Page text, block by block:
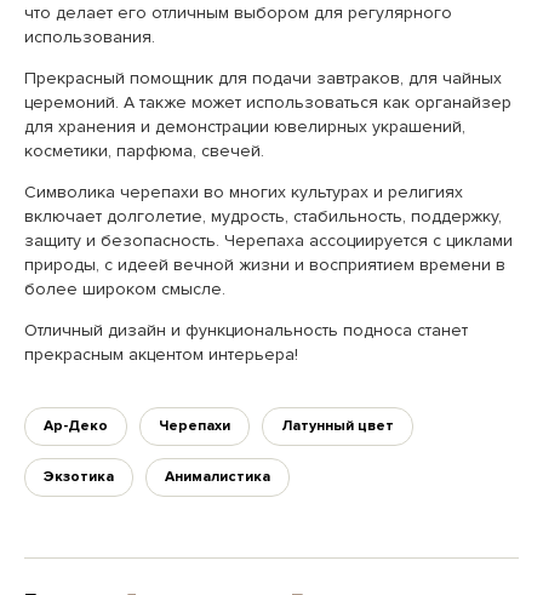
что делает его отличным выбором для регулярного
использования.
Прекрасный помощник для подачи завтраков, для чайных
церемоний. А также может использоваться как органайзер
для хранения и демонстрации ювелирных украшений,
косметики, парфюма, свечей.
Символика черепахи во многих культурах и религиях
включает долголетие, мудрость, стабильность, поддержку,
защиту и безопасность. Черепаха ассоциируется с циклами
природы, с идеей вечной жизни и восприятием времени в
более широком смысле.
Отличный дизайн и функциональность подноса станет
прекрасным акцентом интерьера!
Ар-Деко Черепахи Латунный цвет
Экзотика Анималистика